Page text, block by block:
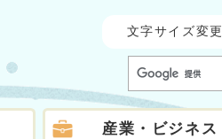
文字サイズ変更
産業・ビジネス